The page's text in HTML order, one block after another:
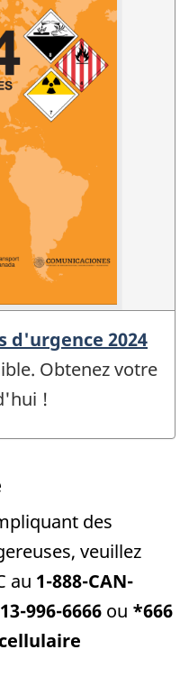
d'urgence 2024
Obtenez votre
!
des
veuillez
au 1-888-CAN-
996-6666 ou *666